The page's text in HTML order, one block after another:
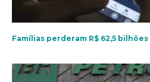
Famílias perderam R$ 62,5